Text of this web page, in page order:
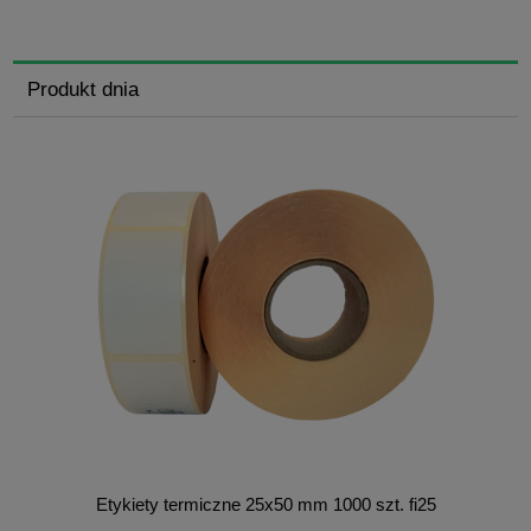
Produkt dnia
Etykiety termiczne 25x50 mm 1000 szt. fi25